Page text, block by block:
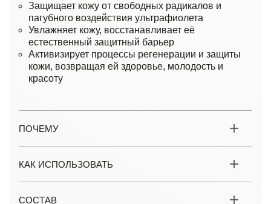
Защищает кожу от свободных радикалов и
пагубного воздействия ультрафиолета
Увлажняет кожу, восстанавливает её
естественный защитный барьер
Активизирует процессы регенерации и защиты
кожи, возвращая ей здоровье, молодость и
красоту
ПОЧЕМУ
КАК ИСПОЛЬЗОВАТЬ
СОСТАВ